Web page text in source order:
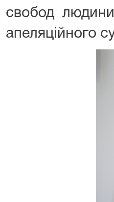
свобод
апеляційного